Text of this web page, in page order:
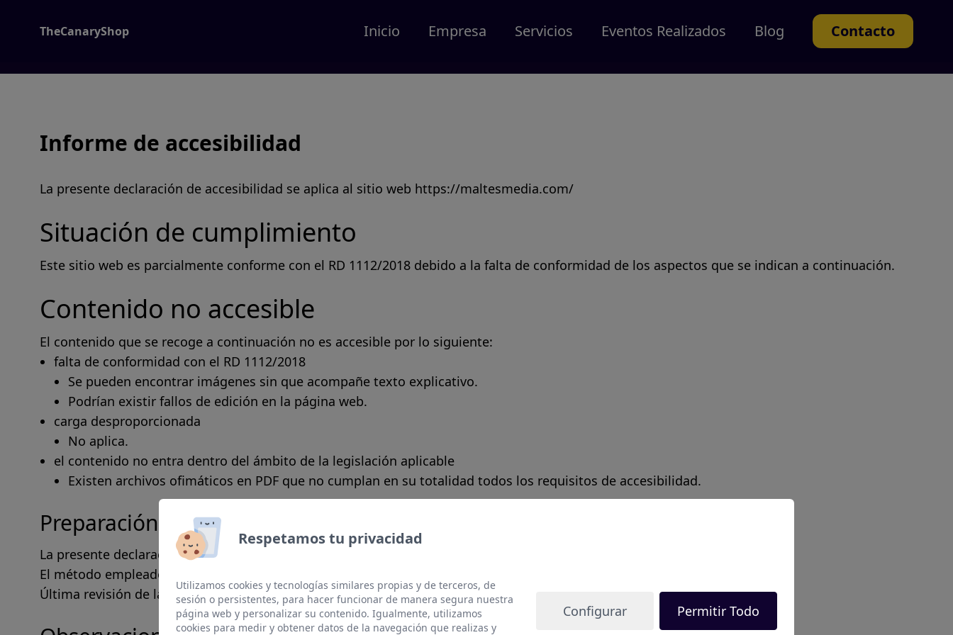
TheCanaryShop Inicio Empresa Servicios Eventos Realizados Blog Contacto
Informe de accesibilidad
La presente declaración de accesibilidad se aplica al sitio web https://maltesmedia.com/
Situación de cumplimiento
Este sitio web es parcialmente conforme con el RD 1112/2018 debido a la falta de conformidad de los aspectos que se indican a continuación.
Contenido no accesible
El contenido que se recoge a continuación no es accesible por lo siguiente:
falta de conformidad con el RD 1112/2018
Se pueden encontrar imágenes sin que acompañe texto explicativo.
Podrían existir fallos de edición en la página web.
carga desproporcionada
No aplica.
el contenido no entra dentro del ámbito de la legislación aplicable
Existen archivos ofimáticos en PDF que no cumplan en su totalidad todos los requisitos de accesibilidad.
Preparación de la presente declaración de accesibilidad:
La presente declaración fue preparada el 28 de marzo de 2023.
El método empleado para preparar la declaración ha sido una autoevaluación llevada a cabo por el equipo de Coco Solution.
Última revisión de la declaración: 28 de marzo de 2023.
Respetamos tu privacidad
Utilizamos cookies y tecnologías similares propias y de terceros, de
sesión o persistentes, para hacer funcionar de manera segura nuestra
página web y personalizar su contenido. Igualmente, utilizamos
cookies para medir y obtener datos de la navegación que realizas y
Configurar Permitir Todo